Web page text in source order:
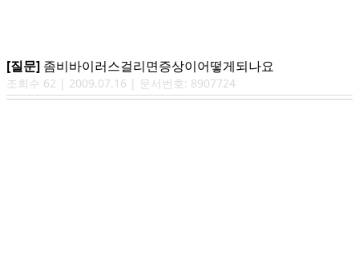
[질문] 좀비바이러스걸리면증상이어떻게되나요
조회수 62 | 2009.07.16 | 문서번호: 8907724